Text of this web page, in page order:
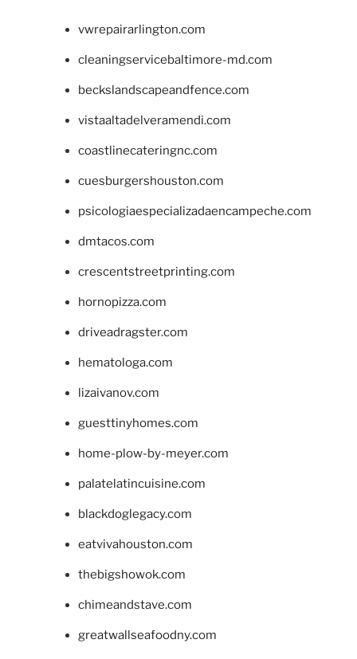
vwrepairarlington.com
cleaningservicebaltimore-md.com
beckslandscapeandfence.com
vistaaltadelveramendi.com
coastlinecateringnc.com
cuesburgershouston.com
psicologiaespecializadaencampeche.com
dmtacos.com
crescentstreetprinting.com
hornopizza.com
driveadragster.com
hematologa.com
lizaivanov.com
guesttinyhomes.com
home-plow-by-meyer.com
palatelatincuisine.com
blackdoglegacy.com
eatvivahouston.com
thebigshowok.com
chimeandstave.com
greatwallseafoodny.com